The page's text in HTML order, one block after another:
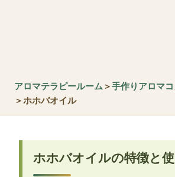
アロマテラピールーム＞手作りアロマコ
＞ホホバオイル
ホホバオイルの特徴と